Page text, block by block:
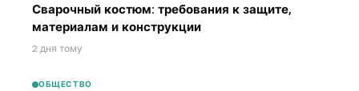
Сварочный костюм: требования к защите,
материалам и конструкции
2 дня тому
ОБЩЕСТВО